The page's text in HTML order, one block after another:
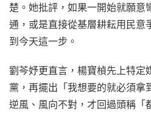
楚。她批評，如果一開始就願意
通，或是直接從基層耕耘用民意
到今天這一步。
劉芩妤更直言，楊寶楨先上特定
黨，再擺出「我想要的就必須拿
逆風、風向不對，才回過頭稱「